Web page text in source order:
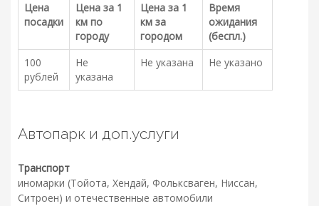
Цена
посадки
Цена за 1
км по
городу
Цена за 1
км за
городом
Время
ожидания
(беспл.)
100
рублей
Не
указана
Не указана Не указано
Автопарк и доп.услуги
Транспорт
иномарки (Тойота, Хендай, Фольксваген, Ниссан,
Ситроен) и отечественные автомобили